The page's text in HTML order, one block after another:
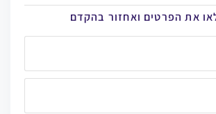
את הפרטים ואחזור בהקדם